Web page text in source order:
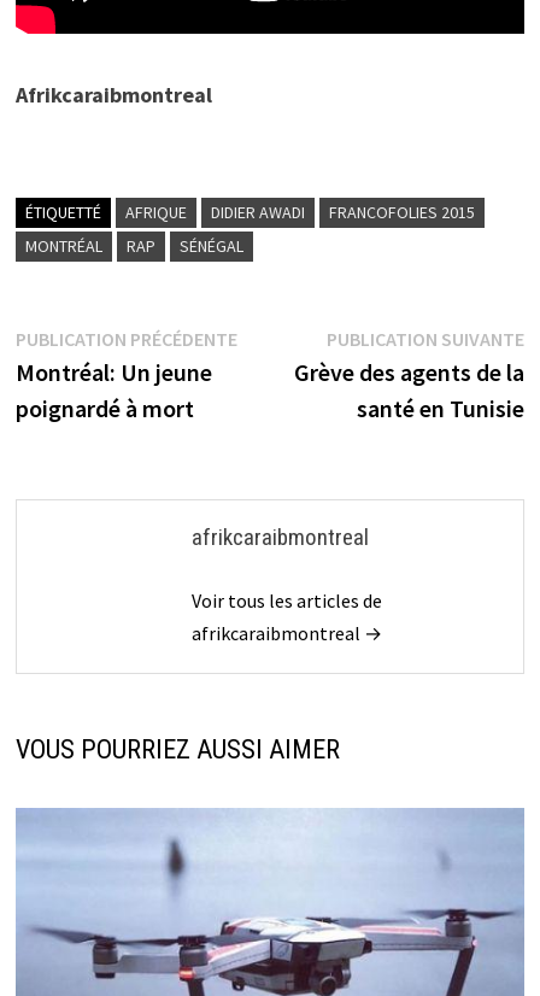
Afrikcaraibmontreal
ÉTIQUETTÉ AFRIQUE DIDIER AWADI
FRANCOFOLIES 2015
MONTRÉAL
RAP SÉNÉGAL
Navigation
de
l’article
PUBLICATION PRÉCÉDENTEPublication
précédente :
Montréal: Un jeune
poignardé à mort
PUBLICATION SUIVANTE
Grève des agents de la
santé en Tunisie
afrikcaraibmontreal
Voir tous les articles de
afrikcaraibmontreal →
VOUS POURRIEZ AUSSI AIMER